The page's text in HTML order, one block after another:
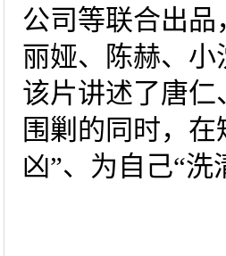
公司等联合出
丽娅、陈赫、
该片讲述了唐
围剿的同时，
凶”、为自己“洗